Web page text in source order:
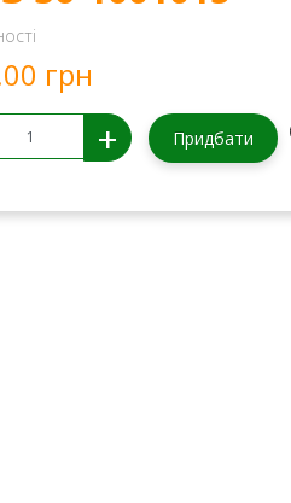
грн
+ Придбати